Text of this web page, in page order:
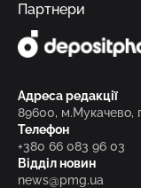
Партнери
Адреса редакції
89600, м.Мукачево,
Телефон
+380 66 083 96 03
Відділ новин
news@pmg.ua